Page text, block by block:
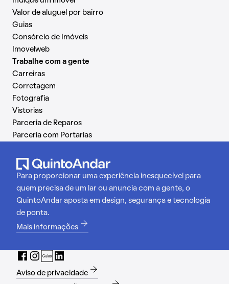
Valor de aluguel por bairro
Guias
Consórcio de Imóveis
Imovelweb
Trabalhe com a gente
Carreiras
Corretagem
Fotografia
Vistorias
Parceria de Reparos
Parceria com Portarias
Para proporcionar uma experiência inesquecível para
quem precisa de um lar ou anuncia com a gente, o
QuintoAndar aposta em design, segurança e tecnologia
de ponta.
Mais informações
Aviso de privacidade